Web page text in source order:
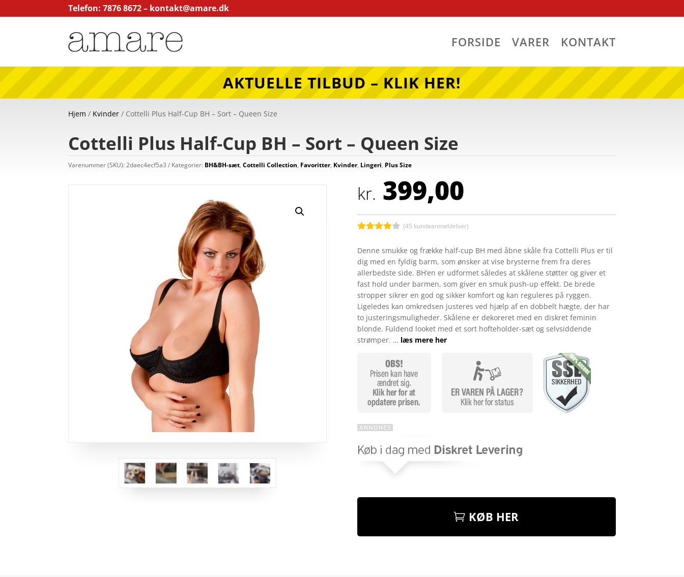
Telefon: 7876 8672 – kontakt@amare.dk
FORSIDE VARER KONTAKT
AKTUELLE TILBUD – KLIK HER!
Hjem / Kvinder / Cottelli Plus Half-Cup BH – Sort – Queen Size
Cottelli Plus Half-Cup BH – Sort – Queen Size
Varenummer (SKU):2daec4ecf5a3 Kategorier: BH&BH-sæt,Cottelli Collection, Favoritter, Kvinder, Lingeri, Plus Size
kr. 399,00
ud af 5
baseret
på
kundebed
ømmelse
r
(45 kundeanmeldelser)
Denne smukke og frække half-cup BH med åbne skåle fra Cottelli Plus er til
dig med en fyldig barm, som ønsker at vise brysterne frem fra deres
allerbedste side. BH’en er udformet således at skålene støtter og giver et
fast hold under barmen, som giver en smuk push-up effekt. De brede
stropper sikrer en god og sikker komfort og kan reguleres på ryggen.
Ligeledes kan omkredsen justeres ved hjælp af en dobbelt hægte, der har
to justeringsmuligheder. Skålene er dekoreret med en diskret feminin
blonde. Fuldend looket med et sort hofteholder-sæt og selvsiddende
strømper. … læs mere her
KØB HER